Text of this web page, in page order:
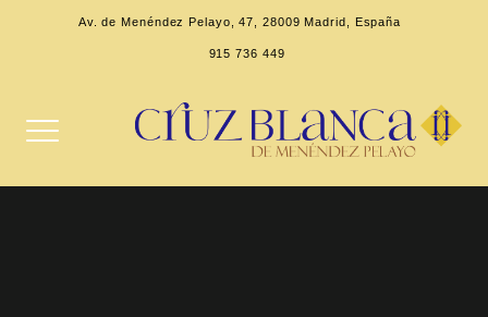
Av. de Menéndez Pelayo, 47, 28009 Madrid, España
915 736 449